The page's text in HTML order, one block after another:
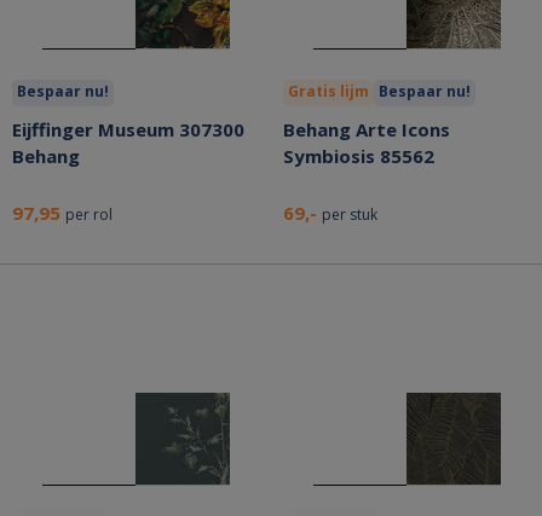
Bespaar nu!
Eijffinger Museum 307300
Behang
97,95 per rol
Gratis lijm Bespaar nu!
Behang Arte Icons
Symbiosis 85562
69,- per stuk